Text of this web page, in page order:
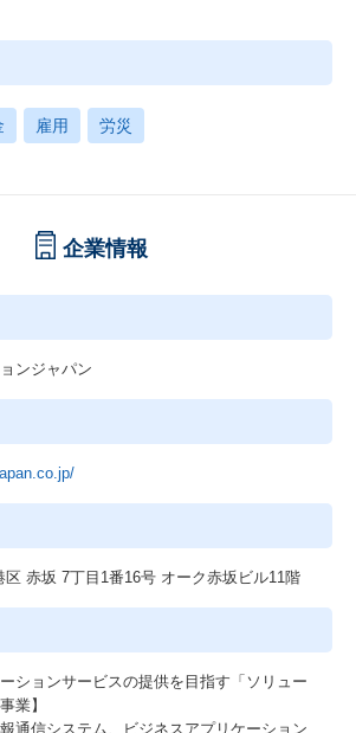
雇用 労災
企業情報
ンジャパン
区 赤坂 7丁目1番16号 オーク赤坂ビル11階
ーションサービスの提供を目指す「ソリュー
業】
通信システム、ビジネスアプリケーション